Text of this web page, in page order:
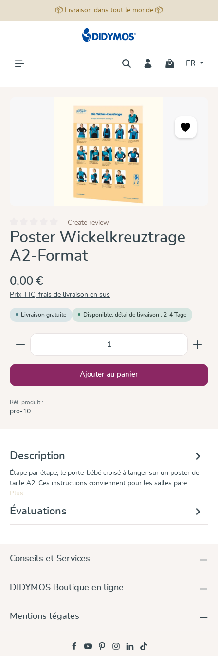
📦 Livraison dans tout le monde 📦
FR
Note moyenne de 0 sur 5 étoiles
Create review
Poster Wickelkreuztrage
A2-Format
0,00 €
Prix TTC, frais de livraison en sus
Livraison gratuite Disponible, délai de livraison : 2-4 Tage
Quantité de produit : Entrez la quantité souhaitée
Ajouter au panier
Réf. produit :
pro-10
Description
Étape par étape, le porte-bébé croisé à langer sur un poster de
taille A2. Ces instructions conviennent pour les salles pare…
Plus
Évaluations
Conseils et Services
DIDYMOS Boutique en ligne
Mentions légales